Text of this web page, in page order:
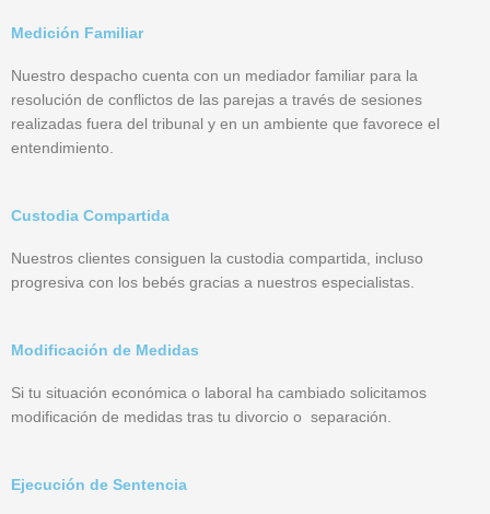
Medición Familiar
Nuestro despacho cuenta con un mediador familiar para la
resolución de conflictos de las parejas a través de sesiones
realizadas fuera del tribunal y en un ambiente que favorece el
entendimiento.
Custodia Compartida
Nuestros clientes consiguen la custodia compartida, incluso
progresiva con los bebés gracias a nuestros especialistas.
Modificación de Medidas
Si tu situación económica o laboral ha cambiado solicitamos
modificación de medidas tras tu divorcio o separación.
Ejecución de Sentencia